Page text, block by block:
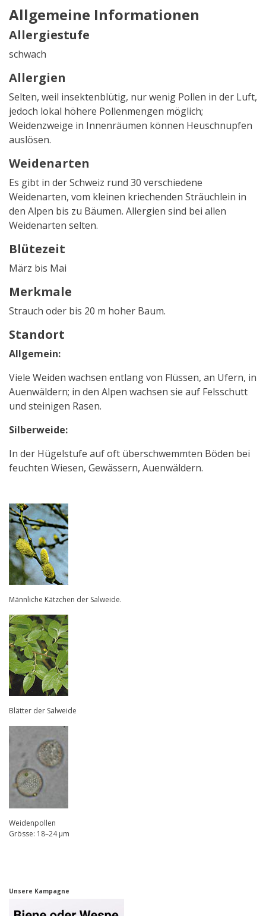
Allgemeine Informationen
Allergiestufe
schwach
Allergien
Selten, weil insektenblütig, nur wenig Pollen in der Luft,
jedoch lokal höhere Pollenmengen möglich;
Weidenzweige in Innenräumen können Heuschnupfen
auslösen.
Weidenarten
Es gibt in der Schweiz rund 30 verschiedene
Weidenarten, vom kleinen kriechenden Sträuchlein in
den Alpen bis zu Bäumen. Allergien sind bei allen
Weidenarten selten.
Blütezeit
März bis Mai
Merkmale
Strauch oder bis 20 m hoher Baum.
Standort
Allgemein:
Viele Weiden wachsen entlang von Flüssen, an Ufern, in
Auenwäldern; in den Alpen wachsen sie auf Felsschutt
und steinigen Rasen.
Silberweide:
In der Hügelstufe auf oft überschwemmten Böden bei
feuchten Wiesen, Gewässern, Auenwäldern.
Männliche Kätzchen der Salweide.
Blätter der Salweide
Weidenpollen
Grösse: 18–24 µm
Unsere Kampagne